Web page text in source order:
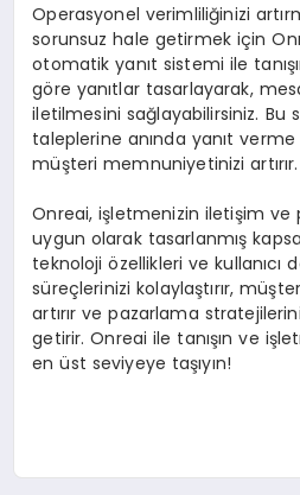
Operasyonel verimliliğinizi
sorunsuz hale getirmek için
otomatik yanıt sistemi ile
göre yanıtlar tasarlayarak,
iletilmesini sağlayabilirsiniz. Bu
taleplerine anında yanıt verme
müşteri memnuniyetinizi artırır.
Onreai, işletmenizin iletişim ve
uygun olarak tasarlanmış
teknoloji özellikleri ve kullanıcı
süreçlerinizi kolaylaştırır,
artırır ve pazarlama
getirir. Onreai ile tanışın ve
en üst seviyeye taşıyın!